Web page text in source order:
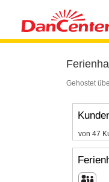
Gehostet
von 47